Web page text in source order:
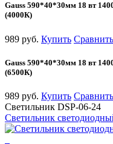
Gauss 590*40*30мм 18 вт
(4000К)
989 руб. Купить Сравнить
Gauss 590*40*30мм 18 вт
(6500К)
989 руб. Купить Сравнить
Светильник DSP-06-24
Светильник